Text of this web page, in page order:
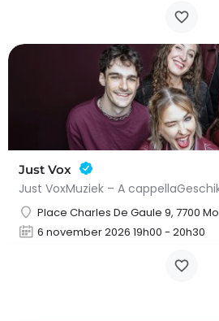
Just Vox
Place Charles De Gaule 9, 7700
6 november 2026 19h00 - 20h30